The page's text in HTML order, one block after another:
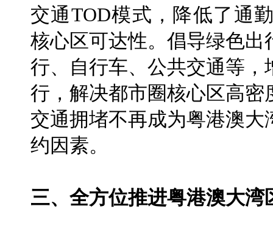
交通TOD模式，降低了通
核心区可达性。倡导绿色
行、自行车、公共交通等
行，解决都市圈核心区高
交通拥堵不再成为粤港澳
约因素。
三、全方位推进粤港澳大